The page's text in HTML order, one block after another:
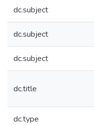
dc.subject
dc.subject
dc.subject
dc.title
dc.type